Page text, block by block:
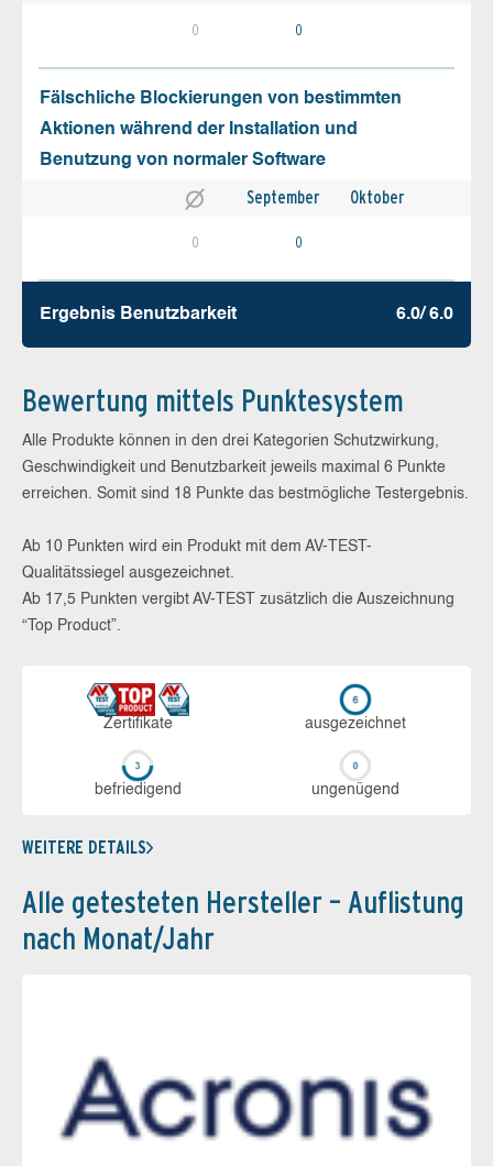
0 0
Fälschliche Blockierungen von bestimmten
Aktionen während der Installation und
Benutzung von normaler Software
September Oktober
0 0
Ergebnis Benutz­barkeit 6.0/ 6.0
Bewertung mittels Punktesystem
Alle Produkte können in den drei Kategorien Schutzwirkung,
Geschwindigkeit und Benutzbarkeit jeweils maximal 6 Punkte
erreichen. Somit sind 18 Punkte das bestmögliche Testergebnis.
Ab 10 Punkten wird ein Produkt mit dem AV-TEST-
Qualitätssiegel ausgezeichnet.
Ab 17,5 Punkten vergibt AV-TEST zusätzlich die Auszeichnung
“Top Product”.
Zerti­fikate aus­ge­zeich­net
be­frie­di­gend un­ge­nü­gend
WEITERE DETAILS
Alle getesteten Hersteller – Auflistung
nach Monat/Jahr